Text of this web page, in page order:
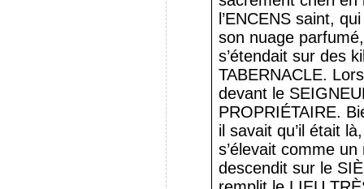
l’ENCENS saint,
son nuage
s’étendait sur des
TABERNACLE.
devant le
PROPRIÉTAIRE.
il savait qu’il était
s’élevait comme
descendit sur le